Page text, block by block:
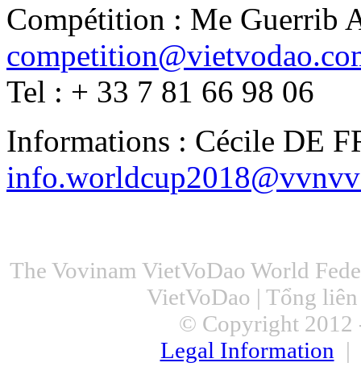
Compétition : Me Guerrib
Tel : + 33 7 81 66 98 06
Informations : Cécile DE
The Vovinam VietVoDao World
VietVoDao | Tổng
© Copyright 2012
Legal Information